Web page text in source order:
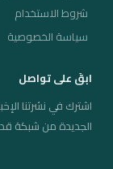
شروط الاستخدام
سياسة الخصوصية
ابقَ على تواصل
اشترك في نشرتنا
الجديدة من شبكة